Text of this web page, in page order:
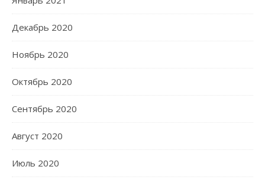
Декабрь 2020
Ноябрь 2020
Октябрь 2020
Сентябрь 2020
Август 2020
Июль 2020